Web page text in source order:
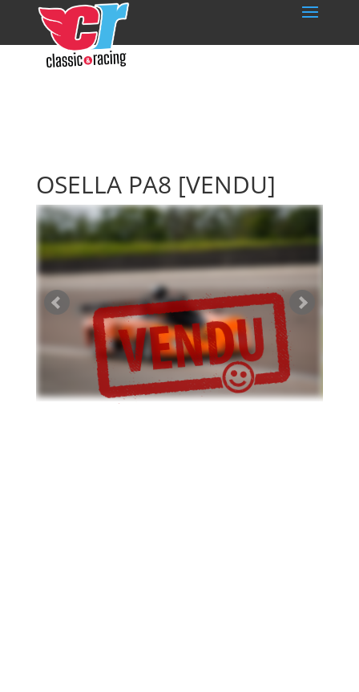
OSELLA PA8 [VENDU]